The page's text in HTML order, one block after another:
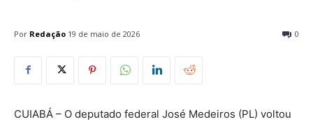
Por Redação 0
19 de maio de 2026
CUIABÁ – O deputado federal José Medeiros (PL) voltou